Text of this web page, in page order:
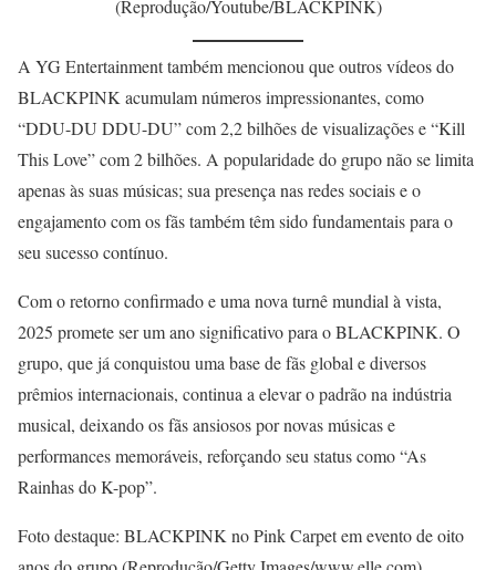
(Reprodução/Youtube/BLACKPINK)
A YG Entertainment também mencionou que outros vídeos do
BLACKPINK acumulam números impressionantes, como
“DDU-DU DDU-DU” com 2,2 bilhões de visualizações e “Kill
This Love” com 2 bilhões. A popularidade do grupo não se limita
apenas às suas músicas; sua presença nas redes sociais e o
engajamento com os fãs também têm sido fundamentais para o
seu sucesso contínuo.
Com o retorno confirmado e uma nova turnê mundial à vista,
2025 promete ser um ano significativo para o BLACKPINK. O
grupo, que já conquistou uma base de fãs global e diversos
prêmios internacionais, continua a elevar o padrão na indústria
musical, deixando os fãs ansiosos por novas músicas e
performances memoráveis, reforçando seu status como “As
Rainhas do K-pop”.
Foto destaque: BLACKPINK no Pink Carpet em evento de oito